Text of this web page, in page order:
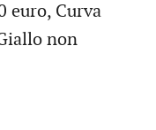
euro, Curva
non